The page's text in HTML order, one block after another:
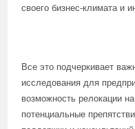
своего бизнес-климата и
Все это подчеркивает
исследования для
возможность релокации
потенциальные